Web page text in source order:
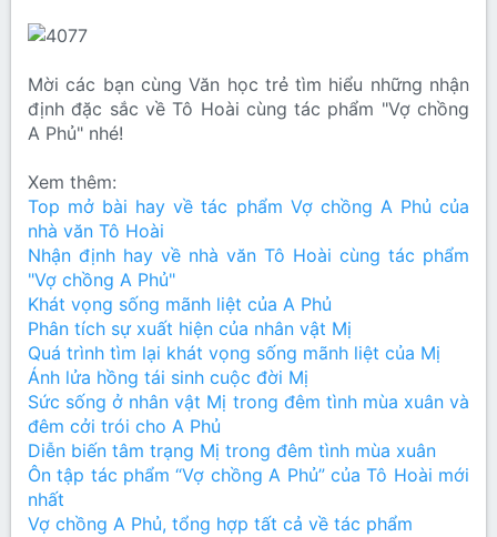
Mời các bạn cùng Văn học trẻ tìm hiểu những nhận
định đặc sắc về Tô Hoài cùng tác phẩm "Vợ chồng
A Phủ" nhé!
Xem thêm:
Top mở bài hay về tác phẩm Vợ chồng A Phủ của
nhà văn Tô Hoài
Nhận định hay về nhà văn Tô Hoài cùng tác phẩm
"Vợ chồng A Phủ"
Khát vọng sống mãnh liệt của A Phủ
Phân tích sự xuất hiện của nhân vật Mị
Quá trình tìm lại khát vọng sống mãnh liệt của Mị
Ánh lửa hồng tái sinh cuộc đời Mị
Sức sống ở nhân vật Mị trong đêm tình mùa xuân và
đêm cởi trói cho A Phủ
Diễn biến tâm trạng Mị trong đêm tình mùa xuân
Ôn tập tác phẩm “Vợ chồng A Phủ” của Tô Hoài mới
nhất
Vợ chồng A Phủ, tổng hợp tất cả về tác phẩm